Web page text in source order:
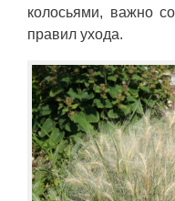
колосьями, важно
правил ухода.